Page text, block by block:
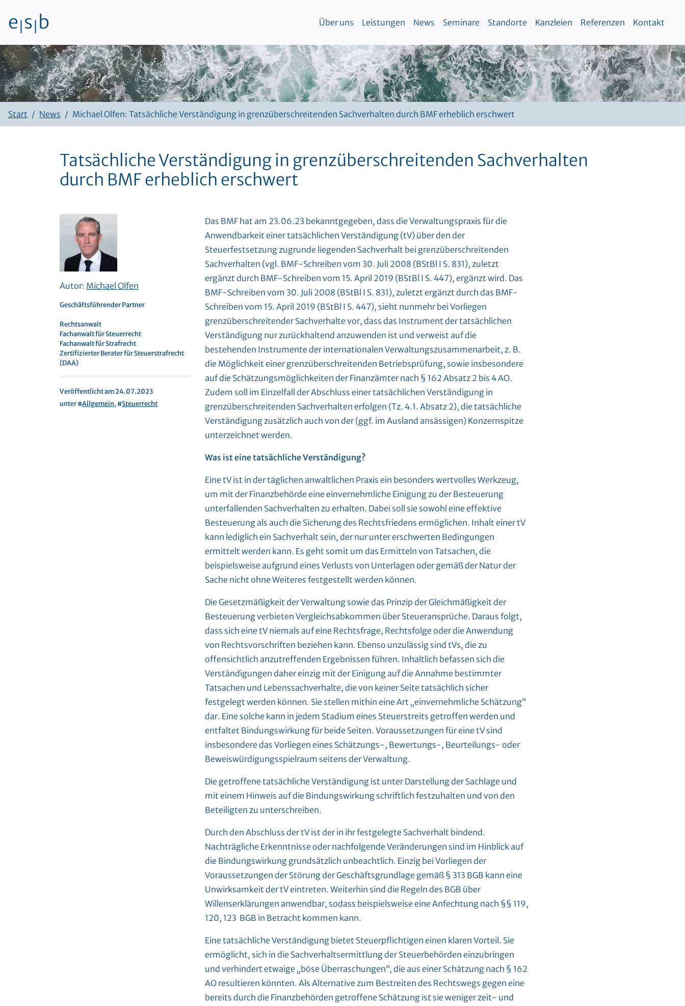
Zum Inhalt
e s b Über uns Leistungen News Seminare Standorte Kanzleien Referenzen Kontakt
Start News Michael Olfen: Tatsächliche Verständigung in grenzüberschreitenden Sachverhalten durch BMF erheblich erschwert
Tatsächliche Verständigung in grenzüberschreitenden Sachverhalten
durch BMF erheblich erschwert
Das BMF hat am 23.06.23 bekanntgegeben, dass die Verwaltungspraxis für die
Anwendbarkeit einer tatsächlichen Verständigung (tV) über den der
Steuerfestsetzung zugrunde liegenden Sachverhalt bei grenzüberschreitenden
Sachverhalten (vgl. BMF-Schreiben vom 30. Juli 2008 (BStBl I S. 831), zuletzt
ergänzt durch BMF-Schreiben vom 15. April 2019 (BStBl I S. 447), ergänzt wird. Das
BMF-Schreiben vom 30. Juli 2008 (BStBl I S. 831), zuletzt ergänzt durch das BMF-
Schreiben vom 15. April 2019 (BStBl I S. 447), sieht nunmehr bei Vorliegen
grenzüberschreitender Sachverhalte vor, dass das Instrument der tatsächlichen
Verständigung nur zurückhaltend anzuwenden ist und verweist auf die
bestehenden Instrumente der internationalen Verwaltungszusammenarbeit, z. B.
die Möglichkeit einer grenzüberschreitenden Betriebsprüfung, sowie insbesondere
auf die Schätzungsmöglichkeiten der Finanzämter nach § 162 Absatz 2 bis 4 AO.
Zudem soll im Einzelfall der Abschluss einer tatsächlichen Verständigung in
grenzüberschreitenden Sachverhalten erfolgen (Tz. 4.1. Absatz 2), die tatsächliche
Verständigung zusätzlich auch von der (ggf. im Ausland ansässigen) Konzernspitze
unterzeichnet werden.
Was ist eine tatsächliche Verständigung?
Eine tV ist in der täglichen anwaltlichen Praxis ein besonders wertvolles Werkzeug,
um mit der Finanzbehörde eine einvernehmliche Einigung zu der Besteuerung
unterfallenden Sachverhalten zu erhalten. Dabei soll sie sowohl eine effektive
Besteuerung als auch die Sicherung des Rechtsfriedens ermöglichen. Inhalt einer tV
kann lediglich ein Sachverhalt sein, der nur unter erschwerten Bedingungen
ermittelt werden kann. Es geht somit um das Ermitteln von Tatsachen, die
beispielsweise aufgrund eines Verlusts von Unterlagen oder gemäß der Natur der
Sache nicht ohne Weiteres festgestellt werden können.
Die Gesetzmäßigkeit der Verwaltung sowie das Prinzip der Gleichmäßigkeit der
Besteuerung verbieten Vergleichsabkommen über Steueransprüche. Daraus folgt,
dass sich eine tV niemals auf eine Rechtsfrage, Rechtsfolge oder die Anwendung
von Rechtsvorschriften beziehen kann. Ebenso unzulässig sind tVs, die zu
offensichtlich anzutreffenden Ergebnissen führen. Inhaltlich befassen sich die
Verständigungen daher einzig mit der Einigung auf die Annahme bestimmter
Tatsachen und Lebenssachverhalte, die von keiner Seite tatsächlich sicher
festgelegt werden können. Sie stellen mithin eine Art „einvernehmliche Schätzung“
dar. Eine solche kann in jedem Stadium eines Steuerstreits getroffen werden und
entfaltet Bindungswirkung für beide Seiten. Voraussetzungen für eine tV sind
insbesondere das Vorliegen eines Schätzungs-, Bewertungs-, Beurteilungs- oder
Beweiswürdigungsspielraum seitens der Verwaltung.
Die getroffene tatsächliche Verständigung ist unter Darstellung der Sachlage und
mit einem Hinweis auf die Bindungswirkung schriftlich festzuhalten und von den
Beteiligten zu unterschreiben.
Durch den Abschluss der tV ist der in ihr festgelegte Sachverhalt bindend.
Nachträgliche Erkenntnisse oder nachfolgende Veränderungen sind im Hinblick auf
die Bindungswirkung grundsätzlich unbeachtlich. Einzig bei Vorliegen der
Voraussetzungen der Störung der Geschäftsgrundlage gemäß § 313 BGB kann eine
Unwirksamkeit der tV eintreten. Weiterhin sind die Regeln des BGB über
Willenserklärungen anwendbar, sodass beispielsweise eine Anfechtung nach §§ 119,
120, 123 BGB in Betracht kommen kann.
Eine tatsächliche Verständigung bietet Steuerpflichtigen einen klaren Vorteil. Sie
ermöglicht, sich in die Sachverhaltsermittlung der Steuerbehörden einzubringen
und verhindert etwaige „böse Überraschungen“, die aus einer Schätzung nach § 162
AO resultieren könnten. Als Alternative zum Bestreiten des Rechtswegs gegen eine
bereits durch die Finanzbehörden getroffene Schätzung ist sie weniger zeit- und
Autor: Michael Olfen
Geschäftsführender Partner
Rechtsanwalt
Fachanwalt für Steuerrecht
Fachanwalt für Strafrecht
Zertifizierter Berater für Steuerstrafrecht
(DAA)
Veröffentlicht am 24.07.2023
unter #Allgemein, #Steuerrecht